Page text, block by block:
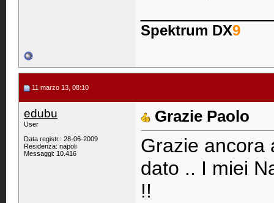
Spektrum DX9
11 marzo 13, 08:10
edubu
User
Data registr.: 28-06-2009
Residenza: napoli
Messaggi: 10.416
Grazie Paolo
Grazie ancora
dato .. I miei
!!